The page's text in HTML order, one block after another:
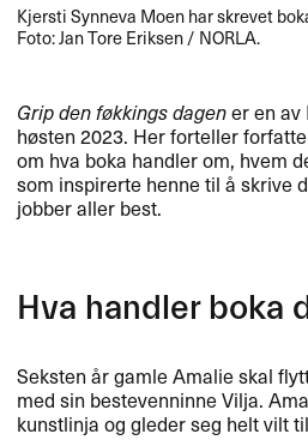
Kjersti Synneva Moen har skrevet
Foto: Jan Tore Eriksen / NORLA.
Grip den føkkings dagener en av
høsten 2023. Her forteller
om hva boka handler om, hvem
som inspirerte henne til å skrive
jobber aller best.
Hva handler boka
Seksten år gamle Amalie skal
med sin bestevenninne Vilja.
kunstlinja og gleder seg helt vilt